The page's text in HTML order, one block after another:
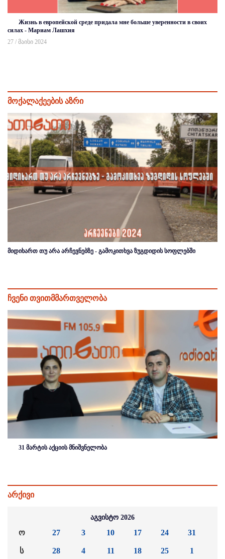
Жизнь в европейской среде придала мне больше уверенности в своих
силах - Мариам Лашхия
27 / მაისი 2024
მოქალაქეების აზრი
მიდიხართ თუ არა არჩევნებზე - გამოკითხვა ზუგდიდის სოფლებში
ჩვენი თვითმმართველობა
31 მარტის აქციის მნიშვნელობა
არქივი
აგვისტო 2026
ო
ს
27
28
3
4
10
11
17
18
24
25
31
1